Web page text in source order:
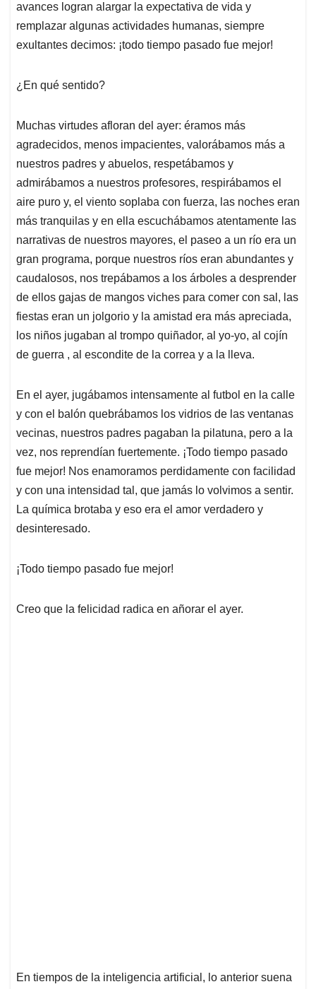
avances logran alargar la expectativa de vida y
remplazar algunas actividades humanas, siempre
exultantes decimos: ¡todo tiempo pasado fue mejor!
¿En qué sentido?
Muchas virtudes afloran del ayer: éramos más
agradecidos, menos impacientes, valorábamos más a
nuestros padres y abuelos, respetábamos y
admirábamos a nuestros profesores, respirábamos el
aire puro y, el viento soplaba con fuerza, las noches eran
más tranquilas y en ella escuchábamos atentamente las
narrativas de nuestros mayores, el paseo a un río era un
gran programa, porque nuestros ríos eran abundantes y
caudalosos, nos trepábamos a los árboles a desprender
de ellos gajas de mangos viches para comer con sal, las
fiestas eran un jolgorio y la amistad era más apreciada,
los niños jugaban al trompo quiñador, al yo-yo, al cojín
de guerra , al escondite de la correa y a la lleva.
En el ayer, jugábamos intensamente al futbol en la calle
y con el balón quebrábamos los vidrios de las ventanas
vecinas, nuestros padres pagaban la pilatuna, pero a la
vez, nos reprendían fuertemente. ¡Todo tiempo pasado
fue mejor! Nos enamoramos perdidamente con facilidad
y con una intensidad tal, que jamás lo volvimos a sentir.
La química brotaba y eso era el amor verdadero y
desinteresado.
¡Todo tiempo pasado fue mejor!
Creo que la felicidad radica en añorar el ayer.
En tiempos de la inteligencia artificial, lo anterior suena